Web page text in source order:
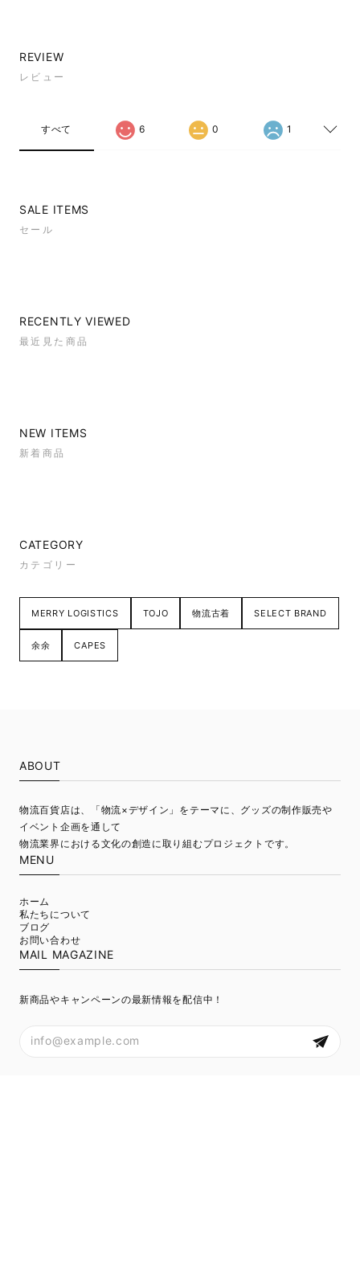
REVIEW
レビュー
すべて 6 0 1
SALE ITEMS
セール
RECENTLY VIEWED
最近見た商品
NEW ITEMS
新着商品
CATEGORY
カテゴリー
MERRY LOGISTICS TOJO 物流古着 SELECT BRAND
余余 CAPES
ABOUT
物流百貨店は、「物流×デザイン」をテーマに、グッズの制作販売や
イベント企画を通して
物流業界における文化の創造に取り組むプロジェクトです。
MENU
ホーム
私たちについて
ブログ
お問い合わせ
MAIL MAGAZINE
新商品やキャンペーンの最新情報を配信中！